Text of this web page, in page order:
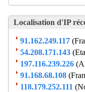
Localisation d'IP
91.162.249.117
54.208.171.143
197.116.239.226
91.168.68.108
118.179.252.111